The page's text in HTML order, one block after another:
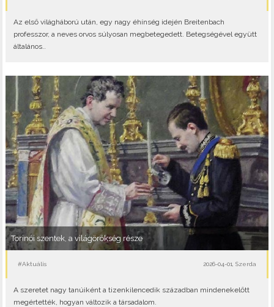
Az első világháború után, egy nagy éhínség idején Breitenbach
professzor, a neves orvos súlyosan megbetegedett. Betegségével együtt
általános..
Torinói szentek, a világörökség része
#Aktuális 2026-04-01, Szerda
A szeretet nagy tanúiként a tizenkilencedik században mindenekelőtt
megértették, hogyan változik a társadalom.